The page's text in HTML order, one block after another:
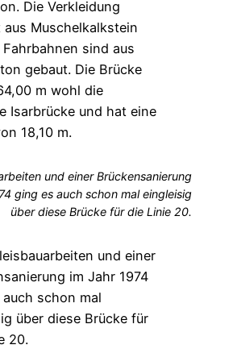
und einer Brückensanierung
ging es auch schon mal eingleisig
über diese Brücke für die Linie 20.